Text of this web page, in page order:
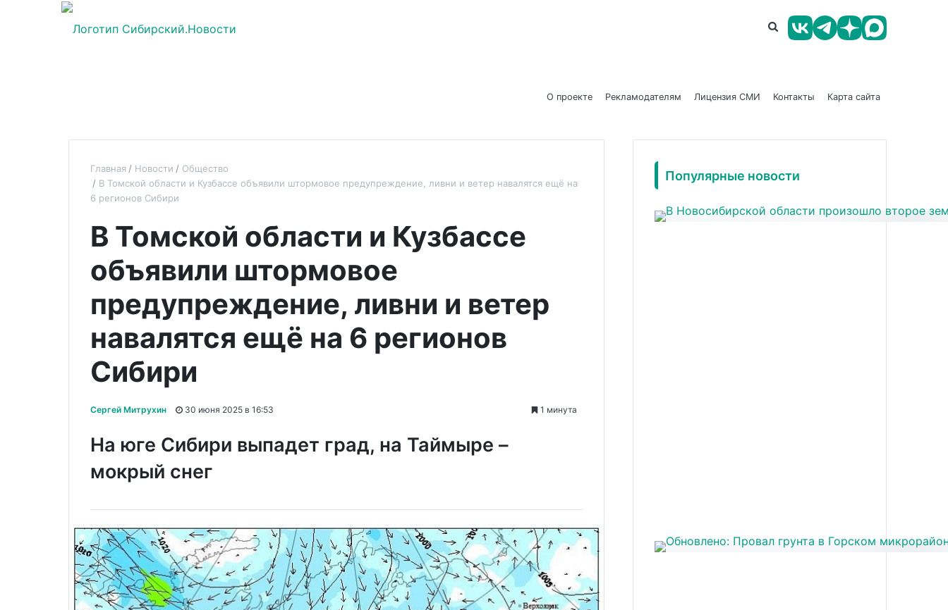
О проекте Рекламодателям Лицензия СМИ Контакты Карта сайта
Главная Новости
Общество
В Томской области и Кузбассе объявили штормовое предупреждение, ливни и ветер навалятся ещё на
6 регионов Сибири
В Томской области и Кузбассе
объявили штормовое
предупреждение, ливни и ветер
навалятся ещё на 6 регионов
Сибири
Сергей Митрухин 30 июня 2025 в 16:53 1 минута
На юге Сибири выпадет град, на Таймыре –
мокрый снег
Популярные новости